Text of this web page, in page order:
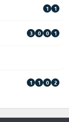
1 1
3 0 0 1
1 1 0 2